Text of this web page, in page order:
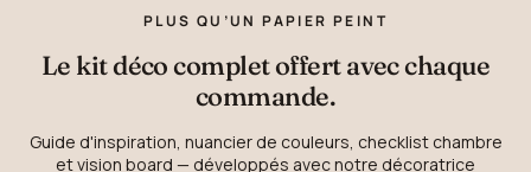
PLUS QU’UN PAPIER PEINT
Le kit déco complet offert avec chaque
commande.
Guide d'inspiration, nuancier de couleurs, checklist chambre
et vision board — développés avec notre décoratrice